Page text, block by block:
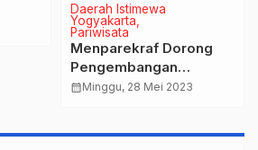
Daerah Istimewa
Yogyakarta
Pariwisata
Menparekraf Dorong
Pengembangan
Parekraf Desa Wisata
calendar_monthMinggu, 28 Mei 2023